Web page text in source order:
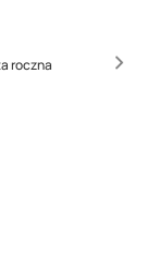
roczna